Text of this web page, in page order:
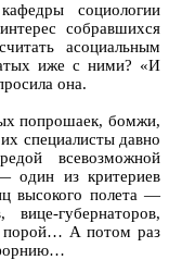
социологии
собравшихся
асоциальным
иже с ними? «И
она.
попрошаек, бомжи,
специалисты давно
всевозможной
один из критериев
высокого полета —
вице-губернаторов,
порой… А потом раз